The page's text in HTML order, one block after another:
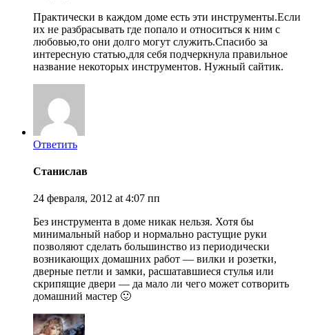
Практически в каждом доме есть эти инструменты.Если
их не разбрасывать где попало и относиться к ним с
любовью,то они долго могут служить.Спасибо за
интересную статью,для себя подчеркнула правильное
название некоторых инструментов. Нужный сайтик.
Ответить
Станислав
24 февраля, 2012 at 4:07 пп
Без инструмента в доме никак нельзя. Хотя бы
минимальный набор и нормально растущие руки
позволяют сделать большинство из периодически
возникающих домашних работ — вилки и розетки,
дверные петли и замки, расшатавшиеся стулья или
скрипящие двери — да мало ли чего может сотворить
домашний мастер 🙂